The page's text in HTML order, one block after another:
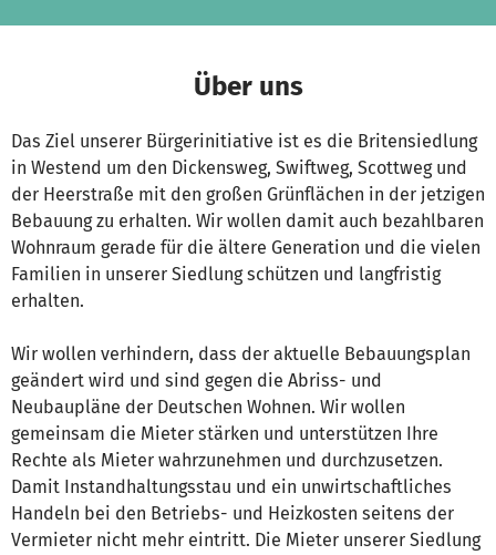
Über uns
Das Ziel unserer Bürgerinitiative ist es die Britensiedlung
in Westend um den Dickensweg, Swiftweg, Scottweg und
der Heerstraße mit den großen Grünflächen in der jetzigen
Bebauung zu erhalten. Wir wollen damit auch bezahlbaren
Wohnraum gerade für die ältere Generation und die vielen
Familien in unserer Siedlung schützen und langfristig
erhalten.
Wir wollen verhindern, dass der aktuelle Bebauungsplan
geändert wird und sind gegen die Abriss- und
Neubaupläne der Deutschen Wohnen. Wir wollen
gemeinsam die Mieter stärken und unterstützen Ihre
Rechte als Mieter wahrzunehmen und durchzusetzen.
Damit Instandhaltungsstau und ein unwirtschaftliches
Handeln bei den Betriebs- und Heizkosten seitens der
Vermieter nicht mehr eintritt. Die Mieter unserer Siedlung